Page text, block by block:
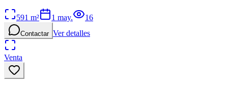
591 m² 1 may. 16
Contactar Ver detalles
Venta